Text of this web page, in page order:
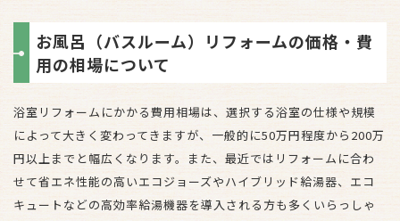
お風呂（バスルーム）リフォームの価格・費
用の相場について
浴室リフォームにかかる費用相場は、選択する浴室の仕様や規模
によって大きく変わってきますが、一般的に50万円程度から200万
円以上までと幅広くなります。また、最近ではリフォームに合わ
せて省エネ性能の高いエコジョーズやハイブリッド給湯器、エコ
キュートなどの高効率給湯機器を導入される方も多くいらっしゃ